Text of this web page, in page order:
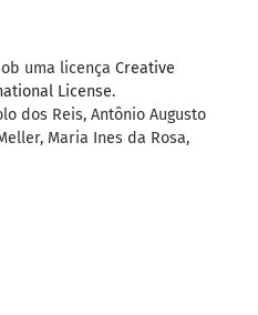
uma licença Creative
License.
dos Reis, Antônio Augusto
Maria Ines da Rosa,